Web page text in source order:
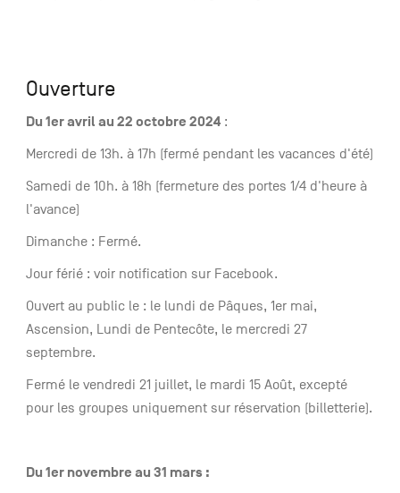
Ouverture
Du 1er avril au 22 octobre 2024:
Mercredi de 13h. à 17h (fermé pendant les vacances d'été)
Samedi de 10h. à 18h (fermeture des portes 1/4 d'heure à
l'avance)
Dimanche : Fermé.
Jour férié : voir notification sur Facebook.
Ouvert au public le : le lundi de Pâques, 1er mai,
Ascension, Lundi de Pentecôte, le mercredi 27
septembre.
Fermé le vendredi 21 juillet, le mardi 15 Août, excepté
pour les groupes uniquement sur réservation (billetterie).
Du 1er novembre au 31 mars :